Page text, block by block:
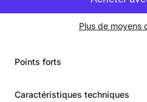
Plus de moyens
Points forts
Caractéristiques techniques